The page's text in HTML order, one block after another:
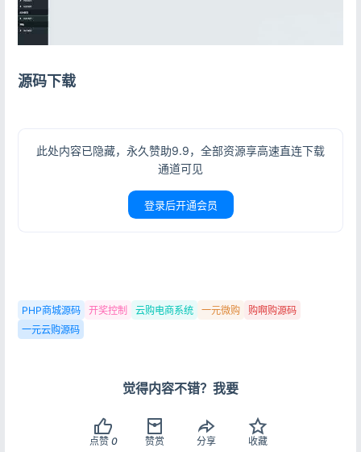
源码下载
此处内容已隐藏，永久赞助9.9，全部资源享高速直连下载
通道可见
登录后开通会员
PHP商城源码 开奖控制 云购电商系统 一元微购
购啊购源码
一元云购源码
觉得内容不错？我要
点赞 0 赞赏 分享 收藏